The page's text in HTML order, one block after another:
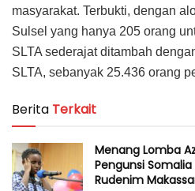
masyarakat. Terbukti, dengan
Sulsel yang hanya 205 orang
SLTA sederajat ditambah
SLTA, sebanyak 25.436 orang
Berita Terkait
Menang Lomba
Pengunsi
Rudenim